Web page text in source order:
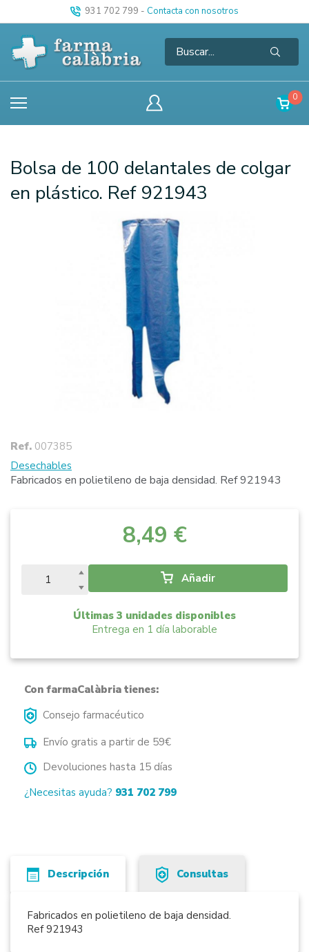
931 702 799 - Contacta con nosotros
0
Bolsa de 100 delantales de colgar
en plástico. Ref 921943
Ref. 007385
Desechables
Fabricados en polietileno de baja densidad. Ref 921943
8,49 €
Añadir
Últimas 3 unidades disponibles
Entrega en 1 día laborable
Con farmaCalàbria tienes:
Consejo farmacéutico
Envío gratis a partir de 59€
Devoluciones hasta 15 días
¿Necesitas ayuda? 931 702 799
Descripción Consultas
Fabricados en polietileno de baja densidad.
Ref 921943